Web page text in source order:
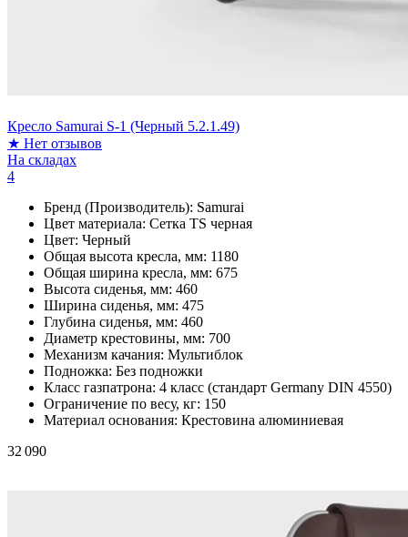
Кресло Samurai S-1 (Черный 5.2.1.49)
★ Нет отзывов
На складах
4
Бренд (Производитель): Samurai
Цвет материала: Сетка TS черная
Цвет: Черный
Общая высота кресла, мм: 1180
Общая ширина кресла, мм: 675
Высота сиденья, мм: 460
Ширина сиденья, мм: 475
Глубина сиденья, мм: 460
Диаметр крестовины, мм: 700
Механизм качания: Мультиблок
Подножка: Без подножки
Класс газпатрона: 4 класс (стандарт Germany DIN 4550)
Ограничение по весу, кг: 150
Материал основания: Крестовина алюминиевая
32 090